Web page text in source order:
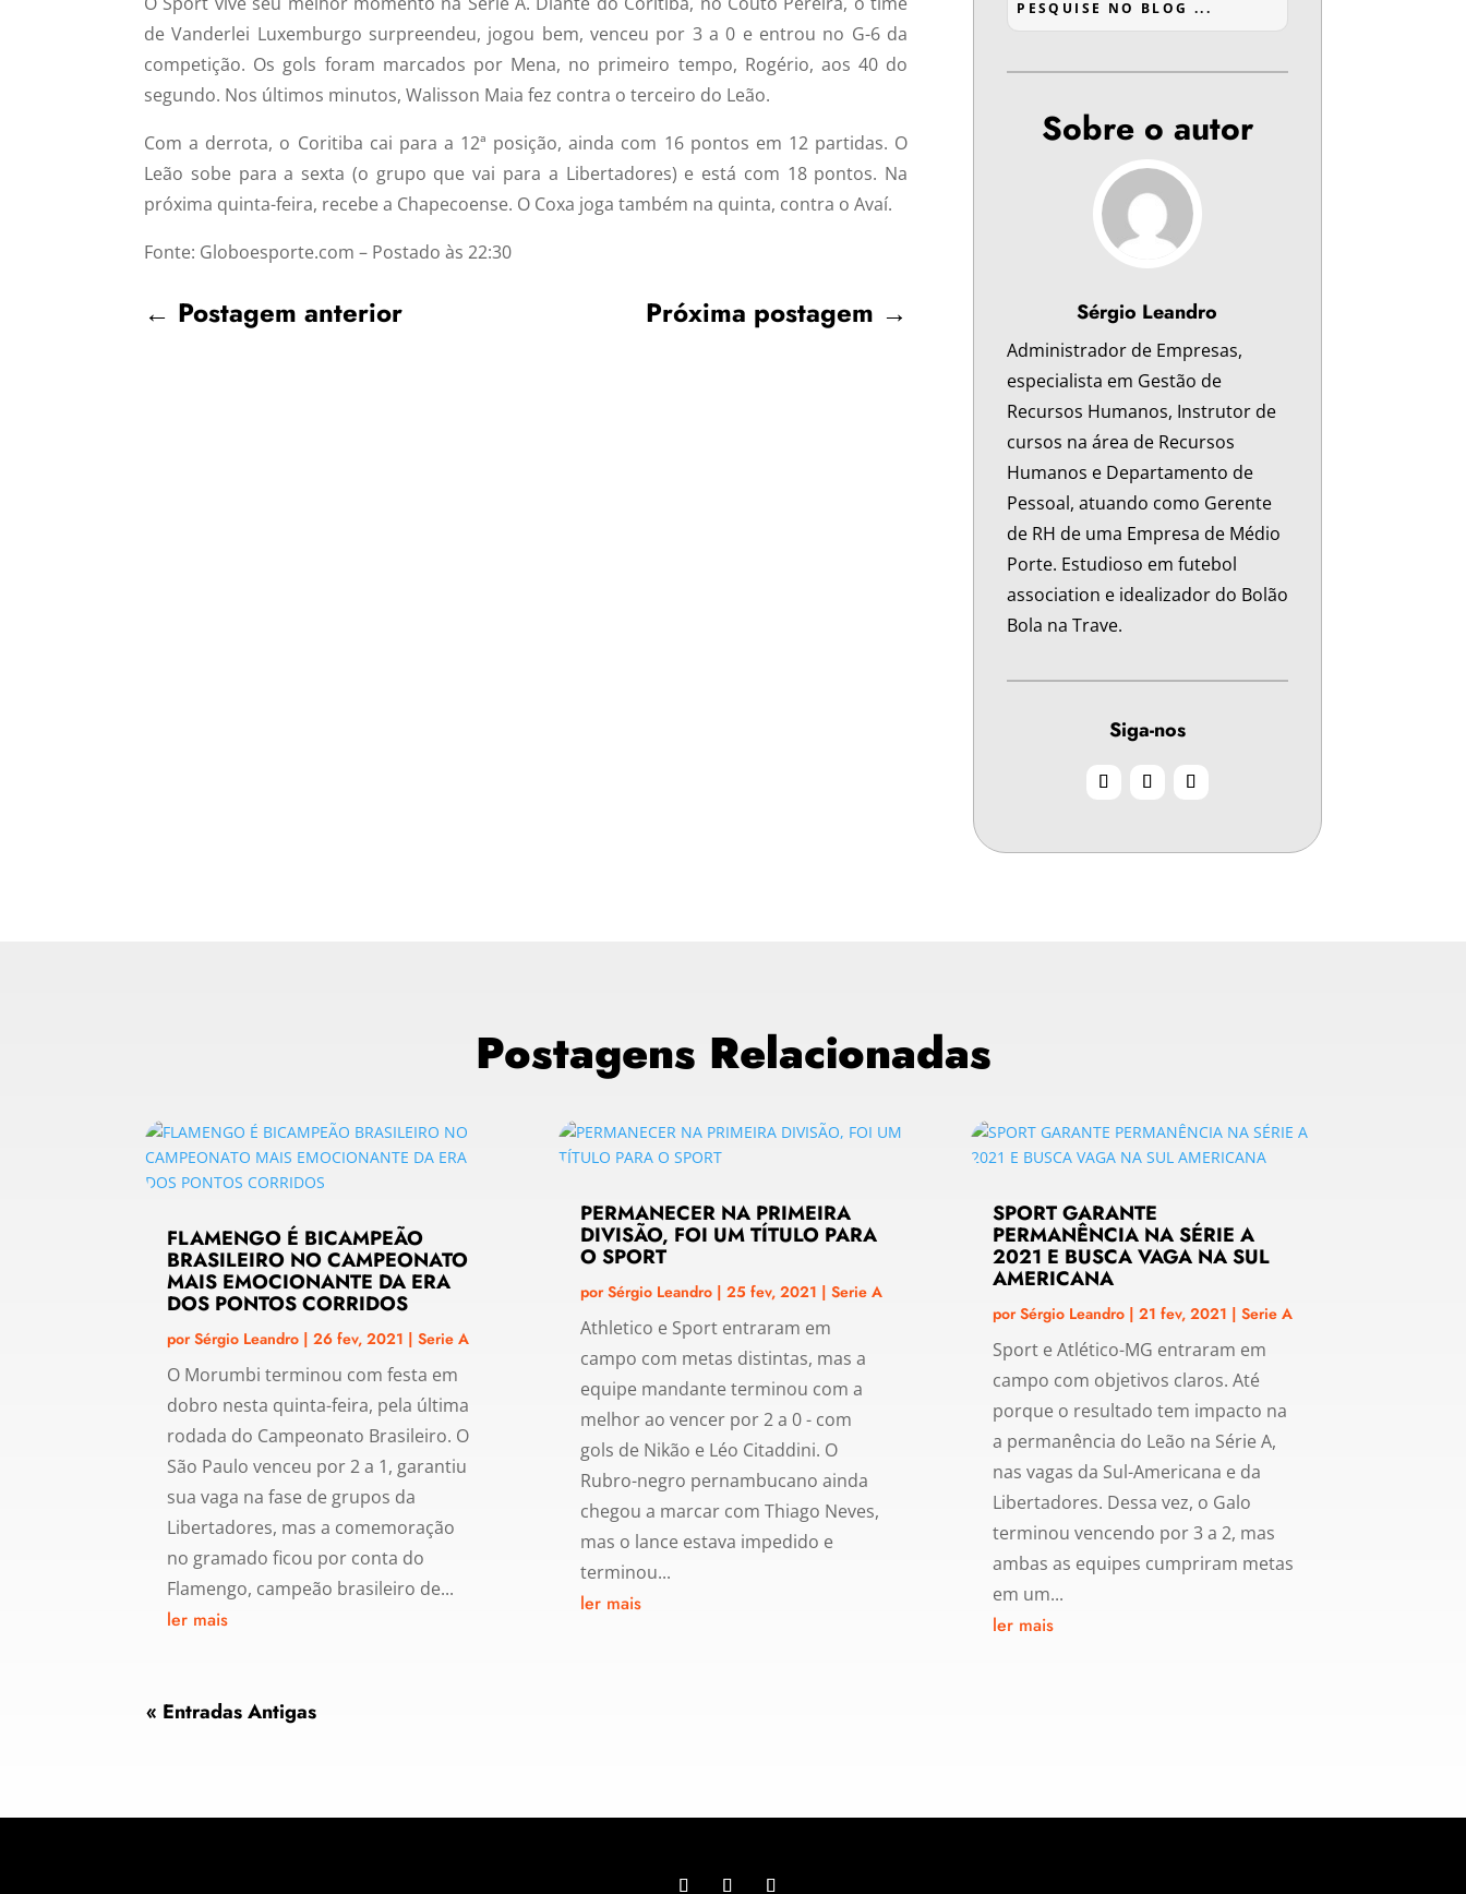
de Vanderlei Luxemburgo surpreendeu, jogou bem, venceu por 3 a 0 e entrou no G-6 da
competição. Os gols foram marcados por Mena, no primeiro tempo, Rogério, aos 40 do
segundo. Nos últimos minutos, Walisson Maia fez contra o terceiro do Leão.
Com a derrota, o Coritiba cai para a 12ª posição, ainda com 16 pontos em 12 partidas. O
Leão sobe para a sexta (o grupo que vai para a Libertadores) e está com 18 pontos. Na
próxima quinta-feira, recebe a Chapecoense. O Coxa joga também na quinta, contra o Avaí.
Fonte: Globoesporte.com – Postado às 22:30
← Postagem anterior Próxima postagem →
Sobre o autor
Sérgio Leandro
Administrador de Empresas,
especialista em Gestão de
Recursos Humanos, Instrutor de
cursos na área de Recursos
Humanos e Departamento de
Pessoal, atuando como Gerente
de RH de uma Empresa de Médio
Porte. Estudioso em futebol
association e idealizador do Bolão
Bola na Trave.
Siga-nos
Postagens Relacionadas
FLAMENGO É BICAMPEÃO
BRASILEIRO NO CAMPEONATO
MAIS EMOCIONANTE DA ERA
DOS PONTOS CORRIDOS
porSérgio Leandro |26 fev, 2021 |Serie A
O Morumbi terminou com festa em
dobro nesta quinta-feira, pela última
rodada do Campeonato Brasileiro. O
São Paulo venceu por 2 a 1, garantiu
sua vaga na fase de grupos da
Libertadores, mas a comemoração
no gramado ficou por conta do
Flamengo, campeão brasileiro de...
ler mais
PERMANECER NA PRIMEIRA
DIVISÃO, FOI UM TÍTULO PARA
O SPORT
porSérgio Leandro| 25 fev, 2021 | Serie A
Athletico e Sport entraram em
campo com metas distintas, mas a
equipe mandante terminou com a
melhor ao vencer por 2 a 0 - com
gols de Nikão e Léo Citaddini. O
Rubro-negro pernambucano ainda
chegou a marcar com Thiago Neves,
mas o lance estava impedido e
terminou...
ler mais
SPORT GARANTE
PERMANÊNCIA NA SÉRIE A
2021 E BUSCA VAGA NA SUL
AMERICANA
porSérgio Leandro| 21 fev, 2021 | Serie A
Sport e Atlético-MG entraram em
campo com objetivos claros. Até
porque o resultado tem impacto na
a permanência do Leão na Série A,
nas vagas da Sul-Americana e da
Libertadores. Dessa vez, o Galo
terminou vencendo por 3 a 2, mas
ambas as equipes cumpriram metas
em um...
ler mais
« Entradas Antigas